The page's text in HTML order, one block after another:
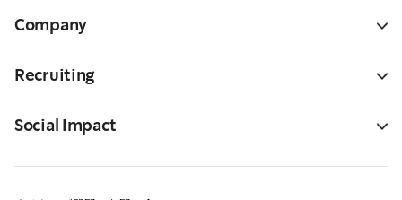
Company
Recruiting
Social Impact